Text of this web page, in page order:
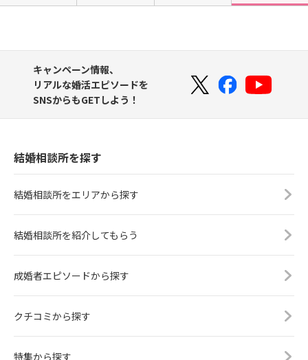
その気持ちが少しでもあれば十分で
係づくりまで大切にサポートしてい
ます。「この人でいいのかな」と迷
った時こそ、答えを急がず、育てる
人おひとりのお気持ちに寄り添いな
がら、あなたに合った婚活を丁寧に
サポートしています。婚活に不安が
ある方も、まずは安心して今のお気
キャンペーン情報、
リアルな婚活エピソードを
SNSからもGETしよう！
結婚相談所を探す
結婚相談所をエリアから探す
結婚相談所を紹介してもらう
成婚者エピソードから探す
クチコミから探す
特集から探す